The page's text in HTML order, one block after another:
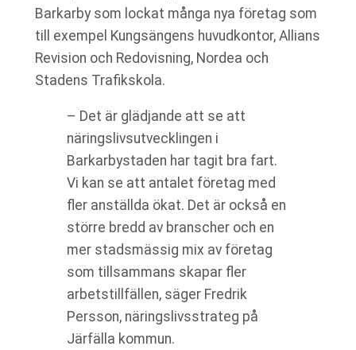
Barkarby som lockat många nya företag som
till exempel Kungsängens huvudkontor, Allians
Revision och Redovisning, Nordea och
Stadens Trafikskola.
– Det är glädjande att se att
näringslivsutvecklingen i
Barkarbystaden har tagit bra fart.
Vi kan se att antalet företag med
fler anställda ökat. Det är också en
större bredd av branscher och en
mer stadsmässig mix av företag
som tillsammans skapar fler
arbetstillfällen, säger Fredrik
Persson, näringslivsstrateg på
Järfälla kommun.